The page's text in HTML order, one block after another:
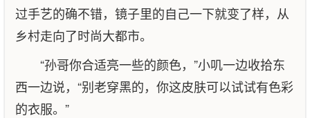
过手艺的确不错，镜子里的自己一下就变了样，从
乡村走向了时尚大都市。
“孙哥你合适亮一些的颜色，”小叽一边收拾东
西一边说，“别老穿黑的，你这皮肤可以试试有色彩
的衣服。”